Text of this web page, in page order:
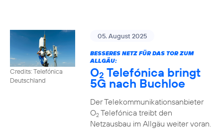
Credits: Telefónica
Deutschland
05. August 2025
BESSERES NETZ FÜR DAS TOR ZUM
ALLGÄU:
O2 Telefónica bringt
5G nach Buchloe
Der Telekommunikationsanbieter
O2Telefónica treibt den
Netzausbau im Allgäu weiter voran.